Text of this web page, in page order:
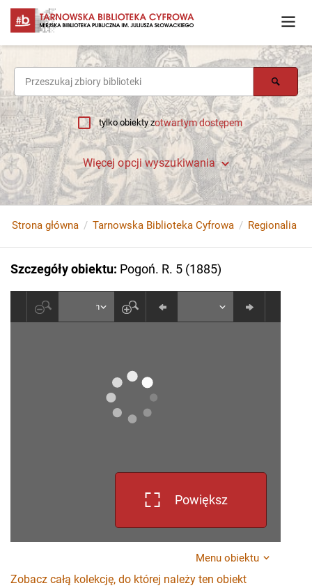
tylko obiekty zotwartym dostępem
Więcej opcji wyszukiwania
Strona główna Tarnowska Biblioteka Cyfrowa Regionalia
Szczegóły obiektu: Pogoń. R. 5 (1885)
Powiększ
Menu obiektu
Zobacz całą kolekcję, do której należy ten obiekt